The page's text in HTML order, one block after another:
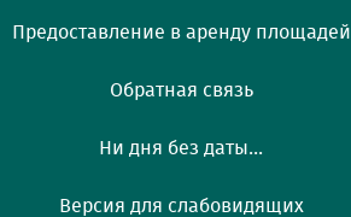
Предоставление в аренду площадей
Обратная связь
Ни дня без даты...
Версия для слабовидящих